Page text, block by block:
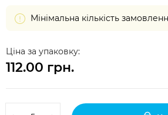
Мінімальна кількість
Ціна за упаковку:
112.00 грн.